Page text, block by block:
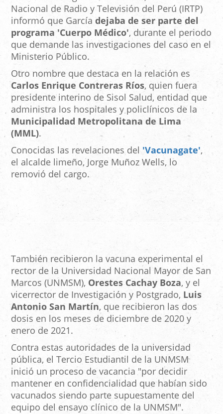
Nacional de Radio y Televisión del Perú (IRTP)
informó que García dejaba de ser parte del
programa 'Cuerpo Médico', durante el periodo
que demande las investigaciones del caso en el
Ministerio Público.
Otro nombre que destaca en la relación es
Carlos Enrique Contreras Ríos, quien fuera
presidente interino de Sisol Salud, entidad que
administra los hospitales y policlínicos de la
Municipalidad Metropolitana de Lima
(MML).
Conocidas las revelaciones del 'Vacunagate',
el alcalde limeño, Jorge Muñoz Wells, lo
removió del cargo.
También recibieron la vacuna experimental el
rector de la Universidad Nacional Mayor de San
Marcos (UNMSM), Orestes Cachay Boza, y el
vicerrector de Investigación y Postgrado, Luis
Antonio San Martín, que recibieron las dos
dosis en los meses de diciembre de 2020 y
enero de 2021.
Contra estas autoridades de la universidad
pública, el Tercio Estudiantil de la UNMSM
inició un proceso de vacancia "por decidir
mantener en confidencialidad que habían sido
vacunados siendo parte supuestamente del
equipo del ensayo clínico de la UNMSM".